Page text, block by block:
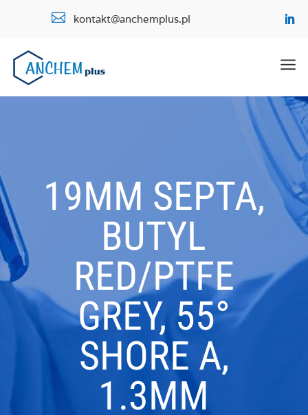
 kontakt@anchemplus.pl
a
19MM SEPTA,
BUTYL
RED/PTFE
GREY, 55°
SHORE A,
1.3MM